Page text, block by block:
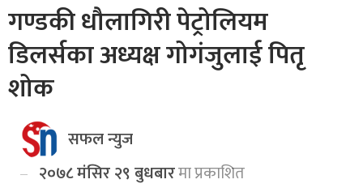
गण्डकी धौलागिरी पेट्रोलियम
डिलर्सका अध्यक्ष गोगंजुलाई पितृ
शोक
सफल न्युज
२०७८ मंसिर २९ बुधबारमा प्रकाशित